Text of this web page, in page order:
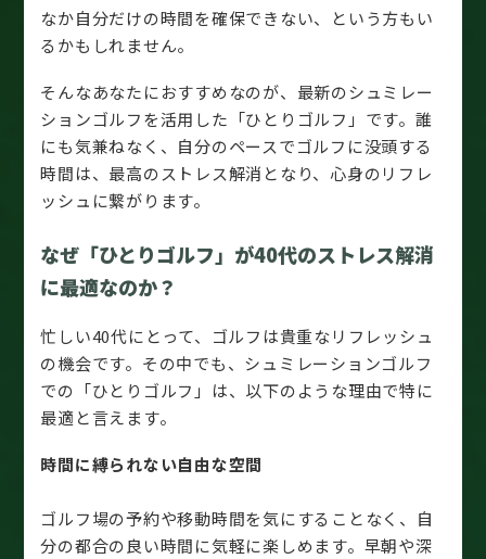
なか自分だけの時間を確保できない、という方もい
るかもしれません。
そんなあなたにおすすめなのが、最新のシュミレー
ションゴルフを活用した「ひとりゴルフ」です。誰
にも気兼ねなく、自分のペースでゴルフに没頭する
時間は、最高のストレス解消となり、心身のリフレ
ッシュに繋がります。
なぜ「ひとりゴルフ」が40代のストレス解消
に最適なのか？
忙しい40代にとって、ゴルフは貴重なリフレッシュ
の機会です。その中でも、シュミレーションゴルフ
での「ひとりゴルフ」は、以下のような理由で特に
最適と言えます。
時間に縛られない自由な空間
ゴルフ場の予約や移動時間を気にすることなく、自
分の都合の良い時間に気軽に楽しめます。早朝や深